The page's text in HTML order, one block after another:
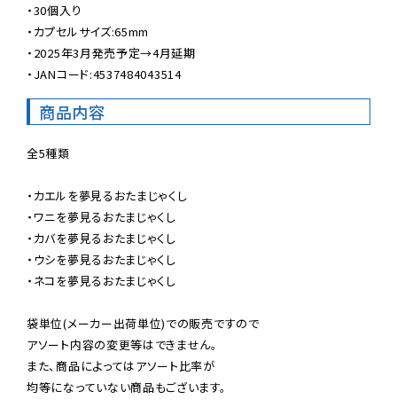
・30個入り
・カプセルサイズ:65mm
・2025年3月発売予定→4月延期
・JANコード:4537484043514
商品内容
全5種類
・カエルを夢見るおたまじゃくし
・ワニを夢見るおたまじゃくし
・カバを夢見るおたまじゃくし
・ウシを夢見るおたまじゃくし
・ネコを夢見るおたまじゃくし
袋単位(メーカー出荷単位)での販売ですので
アソート内容の変更等はできません。
また、商品によってはアソート比率が
均等になっていない商品もございます。